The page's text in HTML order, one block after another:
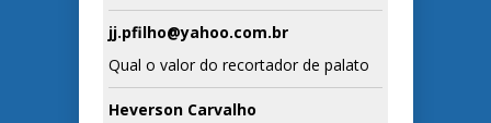
jj.pfilho@yahoo.com.br
Qual o valor do recortador de palato
Heverson Carvalho